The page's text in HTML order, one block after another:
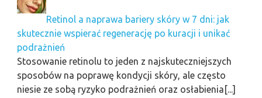
Retinol a naprawa bariery skóry w 7 dni: jak
skutecznie wspierać regenerację po kuracji i unikać
podrażnień
Stosowanie retinolu to jeden z najskuteczniejszych
sposobów na poprawę kondycji skóry, ale często
niesie ze sobą ryzyko podrażnień oraz osłabienia[...]